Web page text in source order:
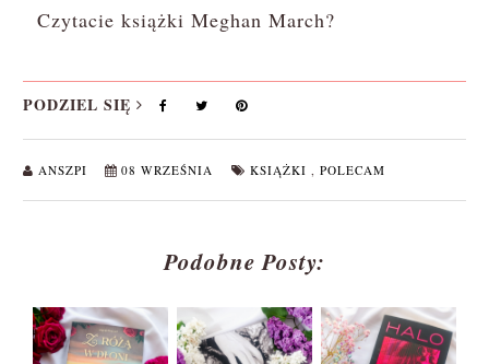
Czytacie książki Meghan March?
PODZIEL SIĘ
ANSZPI 08 WRZEŚNIA KSIĄŻKI POLECAM
Podobne Posty: